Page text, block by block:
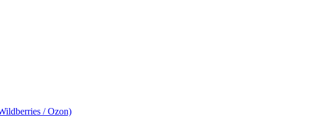
/ Ozon)